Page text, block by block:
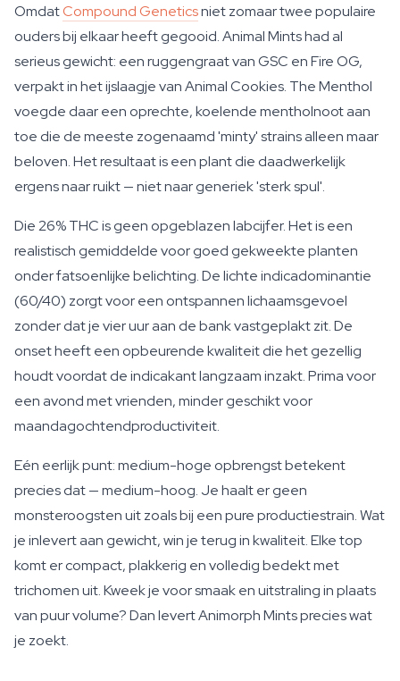
OmdatCompound Geneticsniet zomaar twee populaire
ouders bij elkaar heeft gegooid. Animal Mints had al
serieus gewicht: een ruggengraat van GSC en Fire OG,
verpakt in het ijslaagje van Animal Cookies. The Menthol
voegde daar een oprechte, koelende mentholnoot aan
toe die de meeste zogenaamd 'minty' strains alleen maar
beloven. Het resultaat is een plant die daadwerkelijk
ergens naar ruikt — niet naar generiek 'sterk spul'.
Die 26% THC is geen opgeblazen labcijfer. Het is een
realistisch gemiddelde voor goed gekweekte planten
onder fatsoenlijke belichting. De lichte indicadominantie
(60/40) zorgt voor een ontspannen lichaamsgevoel
zonder dat je vier uur aan de bank vastgeplakt zit. De
onset heeft een opbeurende kwaliteit die het gezellig
houdt voordat de indicakant langzaam inzakt. Prima voor
een avond met vrienden, minder geschikt voor
maandagochtendproductiviteit.
Eén eerlijk punt: medium-hoge opbrengst betekent
precies dat — medium-hoog. Je haalt er geen
monsteroogsten uit zoals bij een pure productiestrain. Wat
je inlevert aan gewicht, win je terug in kwaliteit. Elke top
komt er compact, plakkerig en volledig bedekt met
trichomen uit. Kweek je voor smaak en uitstraling in plaats
van puur volume? Dan levert Animorph Mints precies wat
je zoekt.